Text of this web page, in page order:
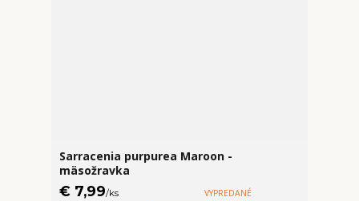
Sarracenia purpurea Maroon -
mäsožravka
€ 7,99/ks VYPREDANÉ